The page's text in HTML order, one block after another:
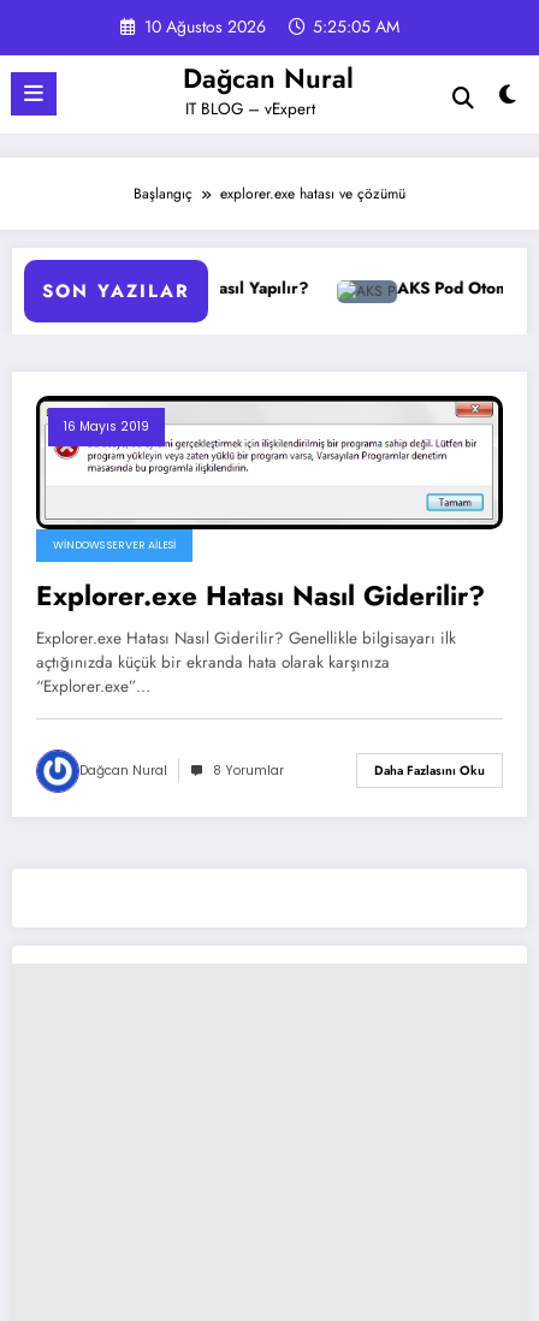
10 Ağustos 2026 5:25:06 AM
Dağcan Nural
IT BLOG – vExpert
Başlangıç explorer.exe hatası ve çözümü
SON YAZILAR
GPO Yedekleme Nasıl Yapılır? AKS Pod Otomatik
16 Mayıs 2019
WINDOWS SERVER AILESI
Explorer.exe Hatası Nasıl Giderilir?
Explorer.exe Hatası Nasıl Giderilir? Genellikle bilgisayarı ilk
açtığınızda küçük bir ekranda hata olarak karşınıza
“Explorer.exe”…
Dağcan Nural 8 Yorumlar Daha Fazlasını Oku